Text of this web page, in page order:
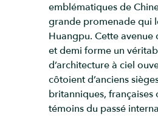
emblématiques de
grande promenade qui
Huangpu. Cette avenue
et demi forme un
d’architecture à ciel
côtoient d’anciens
britanniques, françaises
témoins du passé